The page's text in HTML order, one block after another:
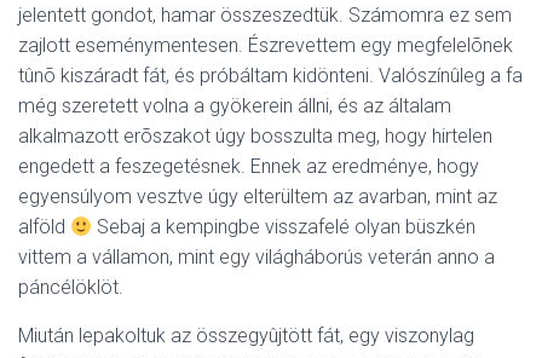
jelentett gondot, hamar összeszedtük. Számomra ez sem
zajlott eseménymentesen. Észrevettem egy megfelelõnek
tûnõ kiszáradt fát, és próbáltam kidönteni. Valószínûleg a fa
még szeretett volna a gyökerein állni, és az általam
alkalmazott erõszakot úgy bosszulta meg, hogy hirtelen
engedett a feszegetésnek. Ennek az eredménye, hogy
egyensúlyom vesztve úgy elterültem az avarban, mint az
alföld
Sebaj a kempingbe visszafelé olyan büszkén
vittem a vállamon, mint egy világháborús veterán anno a
páncélöklöt.
Miután lepakoltuk az összegyûjtött fát, egy viszonylag